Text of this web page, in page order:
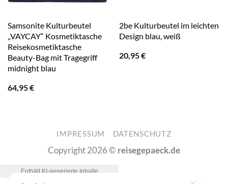
Samsonite Kulturbeutel
„VAYCAY“ Kosmetiktasche
Reisekosmetiktasche
Beauty-Bag mit Tragegriff
midnight blau
64,95€
2be Kulturbeutel im leichten
Design blau, weiß
20,95€
IMPRESSUM DATENSCHUTZ
Copyright 2026 © reisegepaeck.de